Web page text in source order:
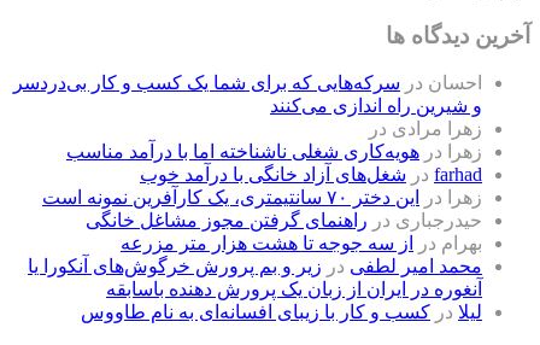
آخرین دیدگاه ها
احسان در سرکه‌هایی که برای شما یک کسب و کار بی‌دردسر
و شیرین راه اندازی می‌کنند
زهرا مرادی در
زهرا
در هویه‌کاری شغلی ناشناخته اما با درآمد مناسب
farhad در شغل‌های آزاد خانگی با درآمد خوب
زهرا
در
این دختر ۷۰ سانتیمتری، یک کارآفرین نمونه است
حیدرجباری در راهنمای گرفتن مجوز مشاغل خانگی
بهرام در
از سه جوجه تا هشت هزار متر مزرعه
محمد امیر لطفی در زیر و بم پرورش خرگوش‌های آنکورا یا
آنغوره در ایران از زبان یک پرورش دهنده باسابقه
لیلا در کسب و کار با زیبای افسانه‌ای به نام طاووس